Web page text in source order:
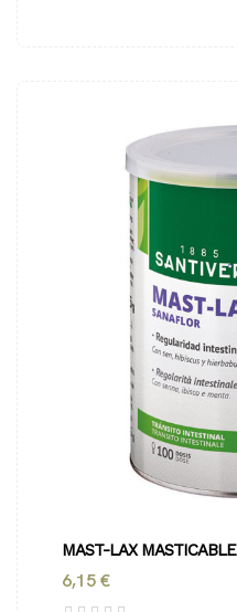
MAST-LAX MASTICABLE
6,15 €